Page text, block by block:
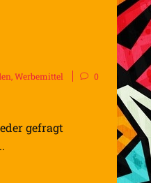
,Werbemittel
0
gefragt